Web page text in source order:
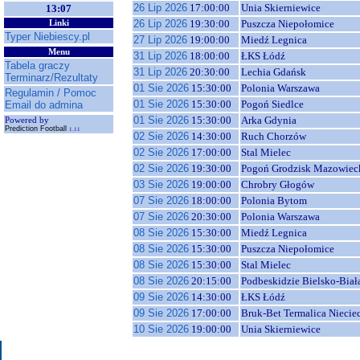
13:07
Linki
Typer Niebiescy.pl
Menu
Tabela graczy
Terminarz/Rezultaty
Regulamin / Pomoc
Email do admina
Powered by
Prediction Football 1.11
26 Lip 2026 17:00:00
Unia Skierniewice
26 Lip 2026 19:30:00
Puszcza Niepołomice
27 Lip 2026 19:00:00
Miedź Legnica
31 Lip 2026 18:00:00
ŁKS Łódź
31 Lip 2026 20:30:00
Lechia Gdańsk
01 Sie 2026 15:30:00
Polonia Warszawa
01 Sie 2026 15:30:00
Pogoń Siedlce
01 Sie 2026 15:30:00
Arka Gdynia
02 Sie 2026 14:30:00
Ruch Chorzów
02 Sie 2026 17:00:00
Stal Mielec
02 Sie 2026 19:30:00
Pogoń Grodzisk
03 Sie 2026 19:00:00
Chrobry Głogów
07 Sie 2026 18:00:00
Polonia Bytom
07 Sie 2026 20:30:00
Polonia Warszawa
08 Sie 2026 15:30:00
Miedź Legnica
08 Sie 2026 15:30:00
Puszcza Niepołomice
08 Sie 2026 15:30:00
Stal Mielec
08 Sie 2026 20:15:00
Podbeskidzie Bielsko-
09 Sie 2026 14:30:00
ŁKS Łódź
09 Sie 2026 17:00:00
Bruk-Bet Termalica
10 Sie 2026 19:00:00 Unia Skierniewice